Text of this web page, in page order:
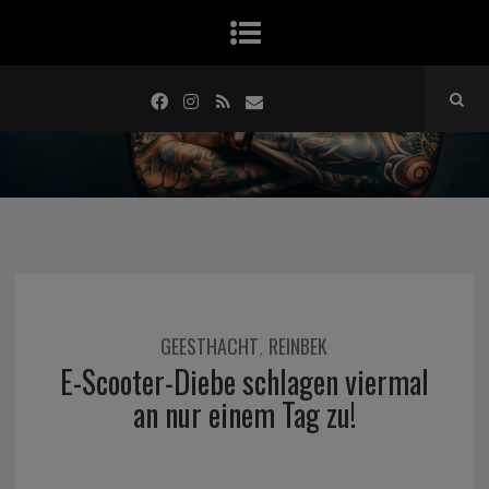
GEESTHACHT, REINBEK
E-Scooter-Diebe schlagen viermal
an nur einem Tag zu!